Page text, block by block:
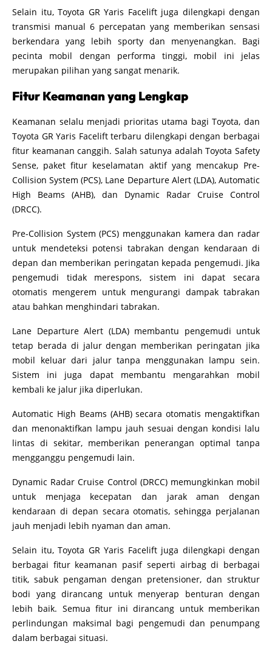
Selain itu, Toyota GR Yaris Facelift juga dilengkapi dengan
transmisi manual 6 percepatan yang memberikan sensasi
berkendara yang lebih sporty dan menyenangkan. Bagi
pecinta mobil dengan performa tinggi, mobil ini jelas
merupakan pilihan yang sangat menarik.
Fitur Keamanan yang Lengkap
Keamanan selalu menjadi prioritas utama bagi Toyota, dan
Toyota GR Yaris Facelift terbaru dilengkapi dengan berbagai
fitur keamanan canggih. Salah satunya adalah Toyota Safety
Sense, paket fitur keselamatan aktif yang mencakup Pre-
Collision System (PCS), Lane Departure Alert (LDA), Automatic
High Beams (AHB), dan Dynamic Radar Cruise Control
(DRCC).
Pre-Collision System (PCS) menggunakan kamera dan radar
untuk mendeteksi potensi tabrakan dengan kendaraan di
depan dan memberikan peringatan kepada pengemudi. Jika
pengemudi tidak merespons, sistem ini dapat secara
otomatis mengerem untuk mengurangi dampak tabrakan
atau bahkan menghindari tabrakan.
Lane Departure Alert (LDA) membantu pengemudi untuk
tetap berada di jalur dengan memberikan peringatan jika
mobil keluar dari jalur tanpa menggunakan lampu sein.
Sistem ini juga dapat membantu mengarahkan mobil
kembali ke jalur jika diperlukan.
Automatic High Beams (AHB) secara otomatis mengaktifkan
dan menonaktifkan lampu jauh sesuai dengan kondisi lalu
lintas di sekitar, memberikan penerangan optimal tanpa
mengganggu pengemudi lain.
Dynamic Radar Cruise Control (DRCC) memungkinkan mobil
untuk menjaga kecepatan dan jarak aman dengan
kendaraan di depan secara otomatis, sehingga perjalanan
jauh menjadi lebih nyaman dan aman.
Selain itu, Toyota GR Yaris Facelift juga dilengkapi dengan
berbagai fitur keamanan pasif seperti airbag di berbagai
titik, sabuk pengaman dengan pretensioner, dan struktur
bodi yang dirancang untuk menyerap benturan dengan
lebih baik. Semua fitur ini dirancang untuk memberikan
perlindungan maksimal bagi pengemudi dan penumpang
dalam berbagai situasi.